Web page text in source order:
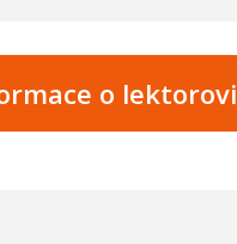
o lektorovi